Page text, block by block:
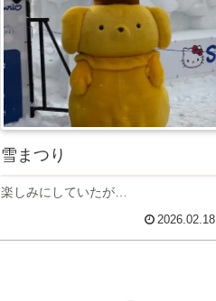
雪まつり
楽しみにしていたが…
2026.02.18